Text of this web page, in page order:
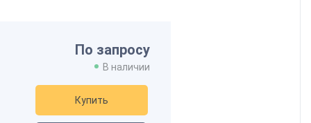
По запросу
В наличии
Купить